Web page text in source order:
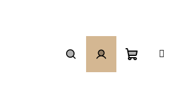
HledatPřihlášení